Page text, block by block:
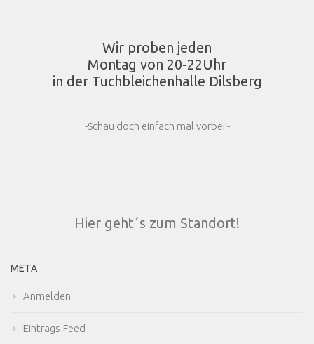
Wir proben jeden
Montag von 20-22Uhr
in der Tuchbleichenhalle Dilsberg
-Schau doch einfach mal vorbei!-
Hier geht´s zum Standort!
META
Anmelden
Eintrags-Feed